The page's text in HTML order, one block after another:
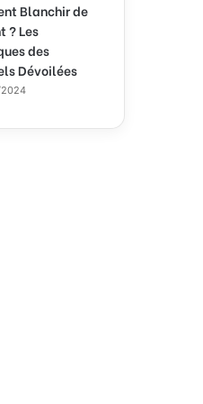
Blanchir de
? Les
des
Dévoilées